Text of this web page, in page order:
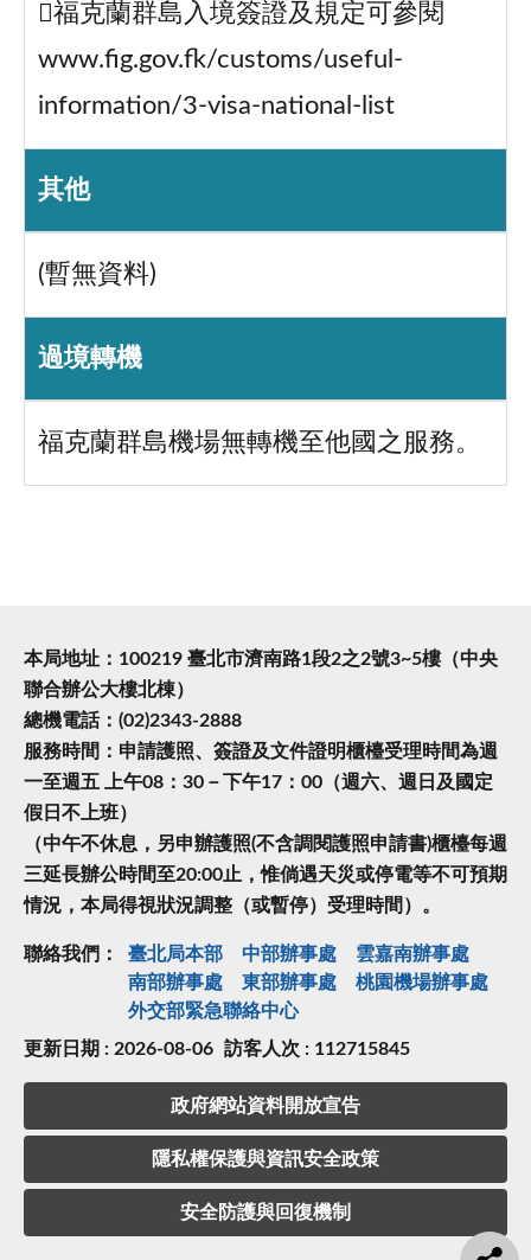
福克蘭群島入境簽證及規定可參閱
www.fig.gov.fk/customs/useful-
information/3-visa-national-list
其他
(暫無資料)
過境轉機
福克蘭群島機場無轉機至他國之服務。
本局地址：100219 臺北市濟南路1段2之2號3~5樓（中央
聯合辦公大樓北棟）
總機電話：(02)2343-2888
服務時間：申請護照、簽證及文件證明櫃檯受理時間為週
一至週五 上午08：30－下午17：00（週六、週日及國定
假日不上班）
（中午不休息，另申辦護照(不含調閱護照申請書)櫃檯每週
三延長辦公時間至20:00止，惟倘遇天災或停電等不可預期
情況，本局得視狀況調整（或暫停）受理時間）。
聯絡我們： 臺北局本部 中部辦事處
雲嘉南辦事處
南部辦事處
東部辦事處
桃園機場辦事處
外交部緊急聯絡中⼼
更新日期 : 2026-08-06 訪客人次 : 112715845
政府網站資料開放宣告
隱私權保護與資訊安全政策
安全防護與回復機制